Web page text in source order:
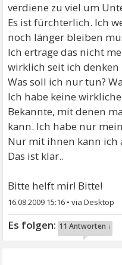
verdiene zu viel um
Es ist fürchterlich. Ich
noch länger bleiben
Ich ertrage das nicht
wirklich seit ich denken
Was soll ich nur tun?
Ich habe keine
Bekannte, mit denen
kann. Ich habe nur
Nur mit ihnen kann ich
Das ist klar..
Bitte helft mir! Bitte!
16.08.2009 15:16 •
11 Antworten ↓